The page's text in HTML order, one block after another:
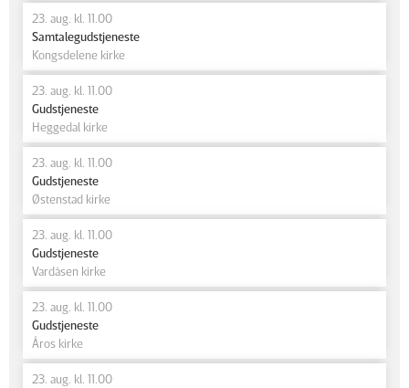
23. aug. kl. 11.00
Samtalegudstjeneste
Kongsdelene kirke
23. aug. kl. 11.00
Gudstjeneste
Heggedal kirke
23. aug. kl. 11.00
Gudstjeneste
Østenstad kirke
23. aug. kl. 11.00
Gudstjeneste
Vardåsen kirke
23. aug. kl. 11.00
Gudstjeneste
Åros kirke
23. aug. kl. 11.00